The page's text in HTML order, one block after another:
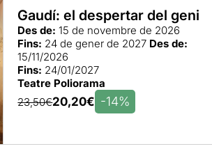
Gaudí: el despertar del geni
Des de: 15 de novembre de 2026
Fins: 24 de gener de 2027 Des de:
15/11/2026
Fins: 24/01/2027
Teatre Poliorama
23,50€20,20€ -14%